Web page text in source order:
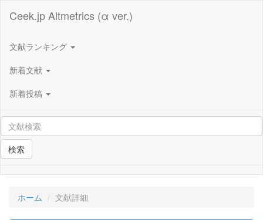
Ceek.jp Altmetrics (α ver.)
文献ランキング
新着文献
新着投稿
検索
ホーム 文献詳細